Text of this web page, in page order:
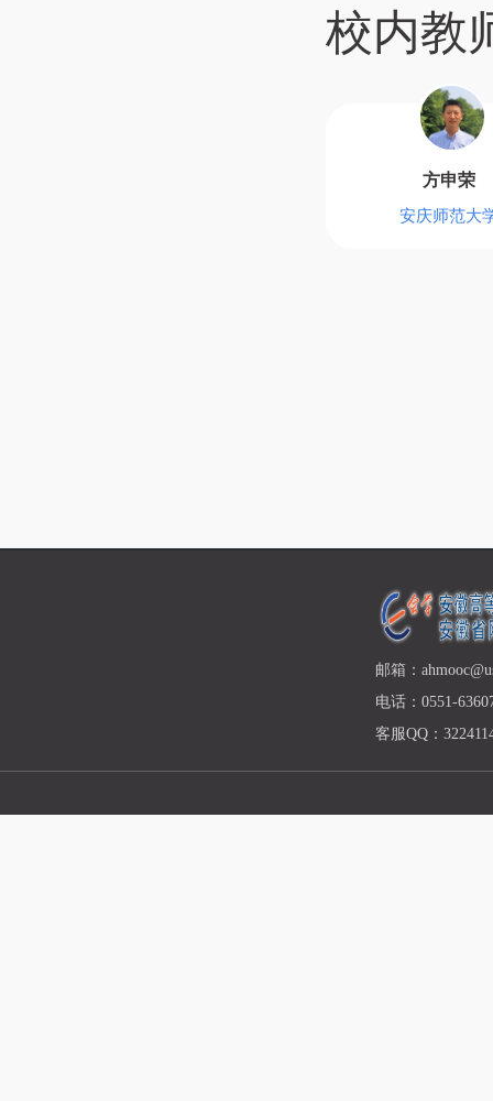
校内教
方申荣
安庆师范大
邮箱：
电话：0551-
客服QQ：